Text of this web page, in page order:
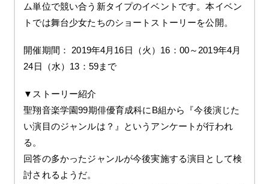
ム単位で競い合う新タイプのイベントです。本イベン
トでは舞台少女たちのショートストーリーを公開。
開催期間： 2019年4月16日（火）16：00～2019年4月
24日（水）13：59まで
▼ストーリー紹介
聖翔音楽学園99期俳優育成科にB組から『今後演じた
い演目のジャンルは？』というアンケートが行われ
る。
回答の多かったジャンルが今後実施する演目として検
討されるようだ。